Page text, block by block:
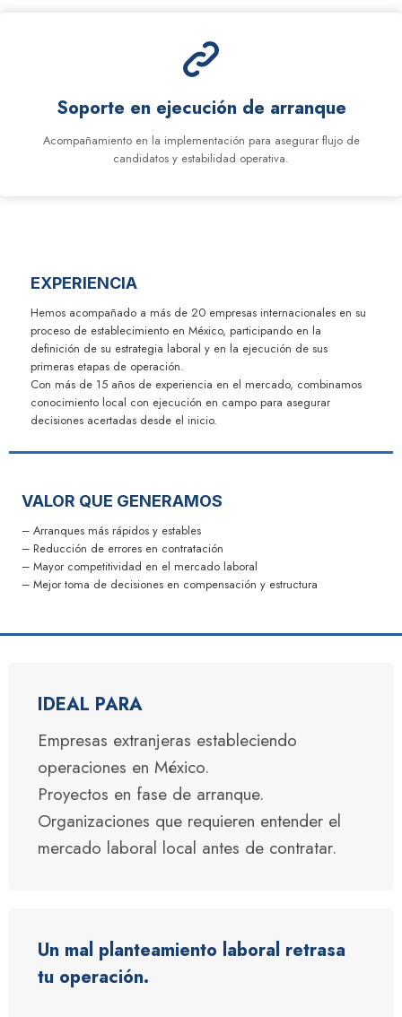
Soporte en ejecución de arranque
Acompañamiento en la implementación para asegurar flujo de
candidatos y estabilidad operativa.
EXPERIENCIA
Hemos acompañado a más de 20 empresas internacionales en su
proceso de establecimiento en México, participando en la
definición de su estrategia laboral y en la ejecución de sus
primeras etapas de operación.
Con más de 15 años de experiencia en el mercado, combinamos
conocimiento local con ejecución en campo para asegurar
decisiones acertadas desde el inicio.
VALOR QUE GENERAMOS
– Arranques más rápidos y estables
– Reducción de errores en contratación
– Mayor competitividad en el mercado laboral
– Mejor toma de decisiones en compensación y estructura
IDEAL PARA
Empresas extranjeras estableciendo
operaciones en México.
Proyectos en fase de arranque.
Organizaciones que requieren entender el
mercado laboral local antes de contratar.
Un mal planteamiento laboral retrasa
tu operación.